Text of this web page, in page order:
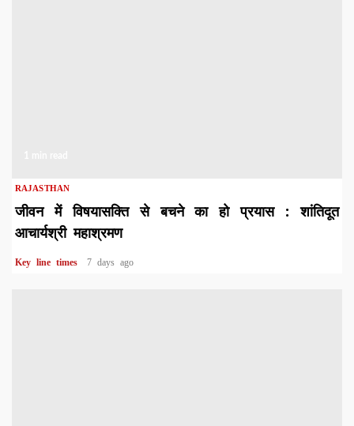
RAJASTHAN
जीवन में विषयासक्ति से बचने का हो प्रयास : शांतिदूत
आचार्यश्री महाश्रमण
Key line times 7 days ago